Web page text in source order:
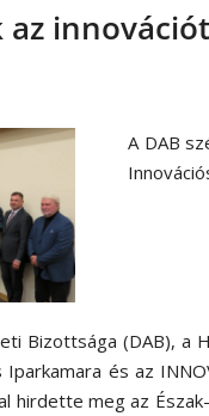
az innovációt
A DAB
Bizottsága (DAB), a
és az
hirdette meg az